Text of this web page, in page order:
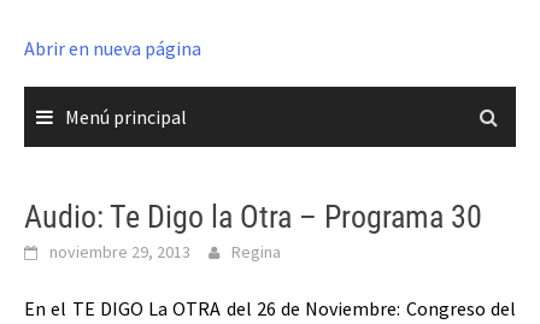
Abrir en nueva página
Menú principal
Audio: Te Digo la Otra – Programa 30
noviembre 29, 2013 Regina
En el TE DIGO La OTRA del 26 de Noviembre: Congreso del